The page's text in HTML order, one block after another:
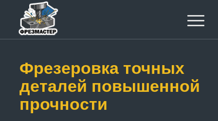
Фрезеровка точных
деталей повышенной
прочности